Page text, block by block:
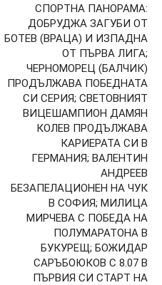
СПОРТНА ПАНОРАМА:
ДОБРУДЖА ЗАГУБИ ОТ
БОТЕВ (ВРАЦА) И ИЗПАДНА
ОТ ПЪРВА ЛИГА;
ЧЕРНОМОРЕЦ (БАЛЧИК)
ПРОДЪЛЖАВА ПОБЕДНАТА
СИ СЕРИЯ; СВЕТОВНИЯТ
ВИЦЕШАМПИОН ДАМЯН
КОЛЕВ ПРОДЪЛЖАВА
КАРИЕРАТА СИ В
ГЕРМАНИЯ; ВАЛЕНТИН
АНДРЕЕВ
БЕЗАПЕЛАЦИОНЕН НА ЧУК
В СОФИЯ; МИЛИЦА
МИРЧЕВА С ПОБЕДА НА
ПОЛУМАРАТОНА В
БУКУРЕЩ; БОЖИДАР
САРЪБОЮКОВ С 8.07 В
ПЪРВИЯ СИ СТАРТ НА